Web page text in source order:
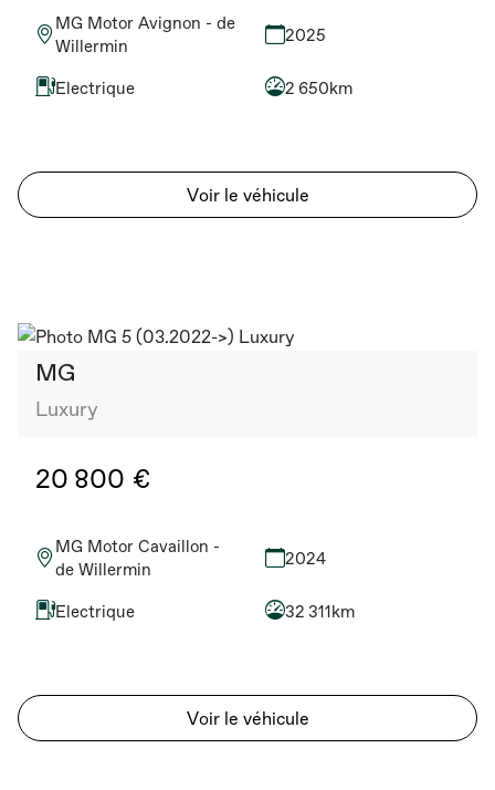
MG Motor Avignon - de
Willermin
2025
Electrique 2 650km
Voir le véhicule
MG
Luxury
20 800 €
MG Motor Cavaillon -
de Willermin
2024
Electrique 32 311km
Voir le véhicule